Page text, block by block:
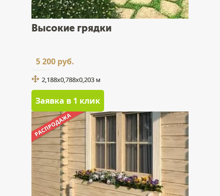
Высокие грядки
5 200 руб.
2,188х0,788x0,203 м
Заявка в 1 клик